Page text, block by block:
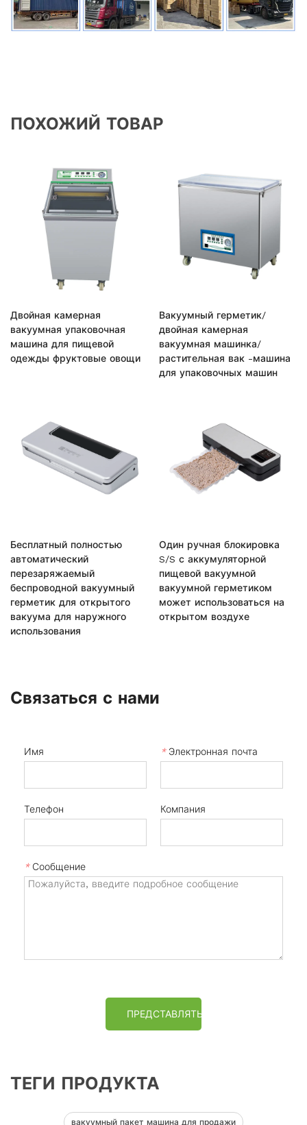
ПОХОЖИЙ ТОВАР
Двойная камерная
вакуумная упаковочная
машина для пищевой
одежды фруктовые овощи
Вакуумный герметик/
двойная камерная
вакуумная машинка/
растительная вак -машина
для упаковочных машин
Бесплатный полностью
автоматический
перезаряжаемый
беспроводной вакуумный
герметик для открытого
вакуума для наружного
использования
Один ручная блокировка
S/S с аккумуляторной
пищевой вакуумной
вакуумной герметиком
может использоваться на
открытом воздухе
Связаться с нами
Имя * Электронная почта
Телефон Компания
* Сообщение
ПРЕДСТАВЛЯТЬ НА РАССМОТРЕНИЕ
ТЕГИ ПРОДУКТА
вакуумный пакет машина для продажи